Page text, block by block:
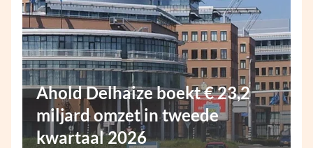
Ahold Delhaize boekt € 23,2
miljard omzet in tweede
kwartaal 2026